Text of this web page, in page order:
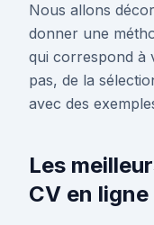
Nous allons
donner une
qui correspond à
pas, de la
avec des
Les
CV en